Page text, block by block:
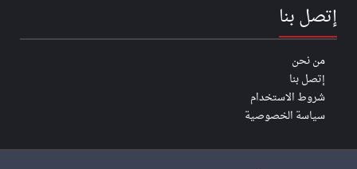
إتصل بنا
من نحن
إتصل بنا
شروط الاستخدام
سياسة الخصوصية